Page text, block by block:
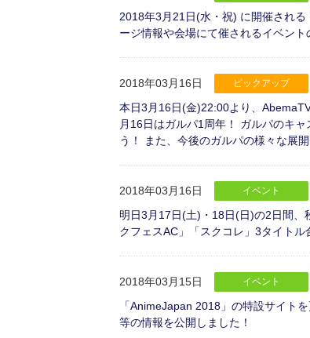
2018年3月21日(水・祝) に開催され
ージ情報や会場にて催されるイベント
2018年03月16日 ピックアップ
本日3月16日(金)22:00より、
月16日はガルパ1周年！ ガルパのキ
う！ また、今後のガルパの様々な展
2018年03月16日 イベント
明日3月17日(土)・18日(日)の2日間、
クフェスAC」「スクコレ」3タイトル
2018年03月15日 イベント
「AnimeJapan 2018」の特設サイト
等の情報を公開しました！